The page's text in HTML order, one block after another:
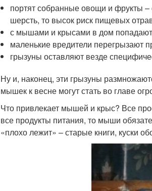
портят собранные овощи и фрукты
шерсть, то высок риск пищевых
с мышами и крысами в дом попадают
маленькие вредители перегрызают
грызуны оставляют везде
Ну и, наконец, эти грызуны
мышек к весне могут стать во главе
Что привлекает мышей и крыс? Все
все продукты питания, то мыши
«плохо лежит» – старые книги, куски